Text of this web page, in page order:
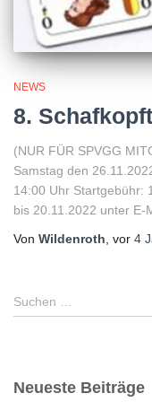
NEWS
8.
(NUR FÜR SPVGG
Samstag den
14:00 Uhr Startgebühr:
bis 20.11.2022 unter E-
Von Wildenroth, vor 4
S
u
n
Suchen …
Neueste Beiträge